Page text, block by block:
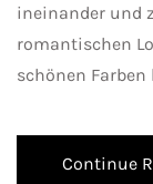
ineinander und
romantischen
schönen Farben
Continue